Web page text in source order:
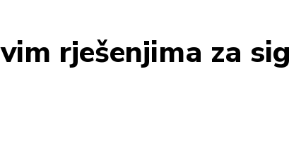
rješenjima za